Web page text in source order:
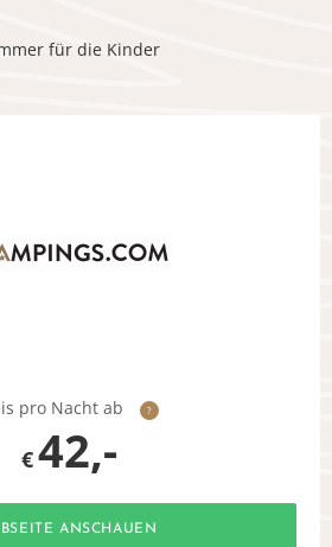
für die Kinder
pro Nacht ab ?
€42,-
ANSCHAUEN